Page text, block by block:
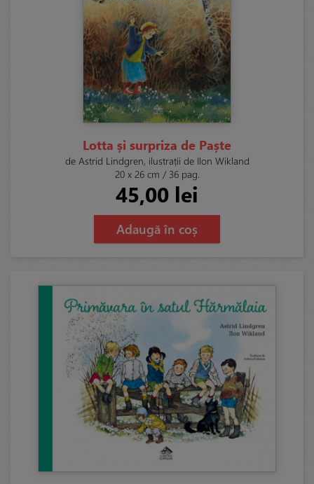
Lotta și surpriza de Paște
de Astrid Lindgren, ilustrații de Ilon Wikland
20 x 26 cm / 36 pag.
45,00 lei
Adaugă în coș